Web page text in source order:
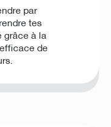
par
tes
à la
de